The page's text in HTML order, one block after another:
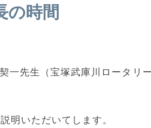
の時間
先生（宝塚武庫川ロータリ
明いただいてします。